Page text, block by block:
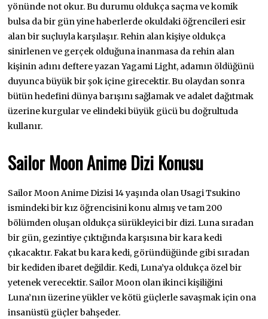
yönünde not okur. Bu durumu oldukça saçma ve komik
bulsa da bir gün yine haberlerde okuldaki öğrencileri esir
alan bir suçluyla karşılaşır. Rehin alan kişiye oldukça
sinirlenen ve gerçek olduğuna inanmasa da rehin alan
kişinin adını deftere yazan Yagami Light, adamın öldüğünü
duyunca büyük bir şok içine girecektir. Bu olaydan sonra
bütün hedefini dünya barışını sağlamak ve adalet dağıtmak
üzerine kurgular ve elindeki büyük gücü bu doğrultuda
kullanır.
Sailor Moon Anime Dizi Konusu
Sailor Moon Anime Dizisi 14 yaşında olan Usagi Tsukino
ismindeki bir kız öğrencisini konu almış ve tam 200
bölümden oluşan oldukça sürükleyici bir dizi. Luna sıradan
bir gün, gezintiye çıktığında karşısına bir kara kedi
çıkacaktır. Fakat bu kara kedi, göründüğünde gibi sıradan
bir kediden ibaret değildir. Kedi, Luna’ya oldukça özel bir
yetenek verecektir. Sailor Moon olan ikinci kişiliğini
Luna’nın üzerine yükler ve kötü güçlerle savaşmak için ona
insanüstü güçler bahşeder.